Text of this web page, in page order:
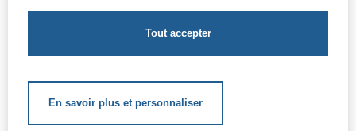
En savoir plus et personnaliser